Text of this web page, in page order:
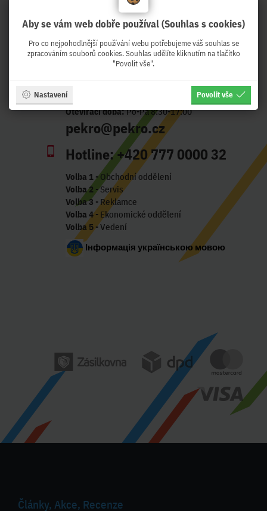
Adresa:
Otevírací doba:Po-Pá 8:30-17:00
pekro@pekro.cz
Hotline:+420 777 0000 32
Volba 1- Obchodní oddělení
Volba 2 - Servis
Volba 3 - Reklamce
Volba 4- Ekonomické oddělení
Volba 5- Vedení
Інформація українською мовою
Články, Akce, Recenze
Aby se vám web dobře používal (Souhlas s cookies)
Pro co nejpohodlnější používání webu potřebujeme váš souhlas se
zpracováním souborů cookies. Souhlas udělíte kliknutím na tlačítko
"Povolit vše".
Nastavení Povolit vše